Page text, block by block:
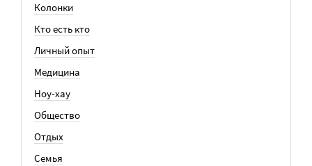
Колонки
Кто есть кто
Личный опыт
Медицина
Ноу-хау
Общество
Отдых
Семья